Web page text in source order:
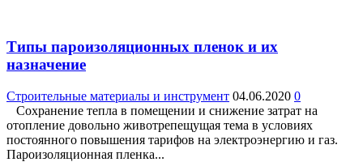
Типы пароизоляционных пленок и их
назначение
Строительные материалы и инструмент 04.06.2020 0
Сохранение тепла в помещении и снижение затрат на
отопление довольно животрепещущая тема в условиях
постоянного повышения тарифов на электроэнергию и газ.
Пароизоляционная пленка...